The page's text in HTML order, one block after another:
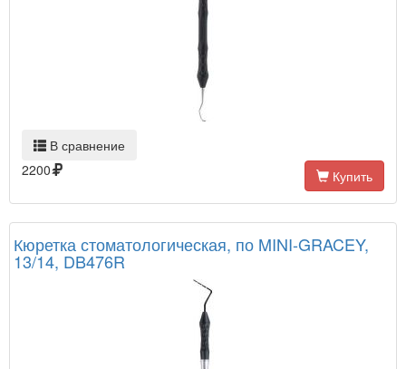
В сравнение
2200
Купить
Кюретка стоматологическая, по MINI-GRACEY,
13/14, DB476R